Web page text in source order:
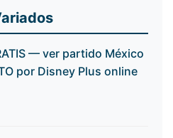
— ver partido México
por Disney Plus online